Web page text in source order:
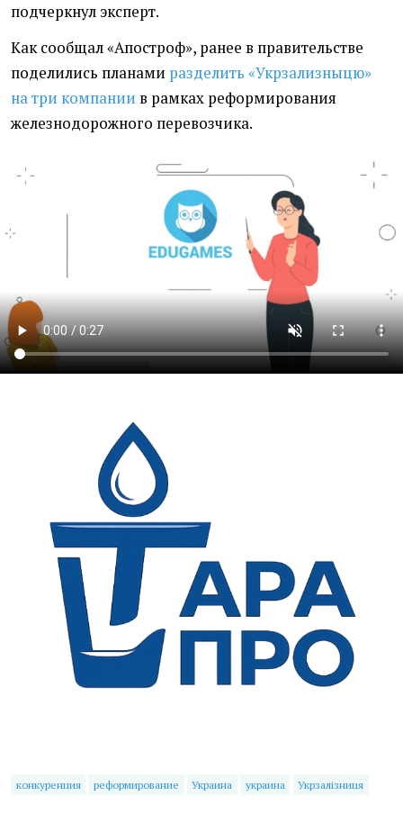
подчеркнул эксперт.
Как сообщал«Апостроф», ранее в правительстве
поделились планами разделить «Укрзализныцю»
на три компании в рамках реформирования
железнодорожного перевозчика.
конкуренция реформирование Украина украина Укрзалізниця